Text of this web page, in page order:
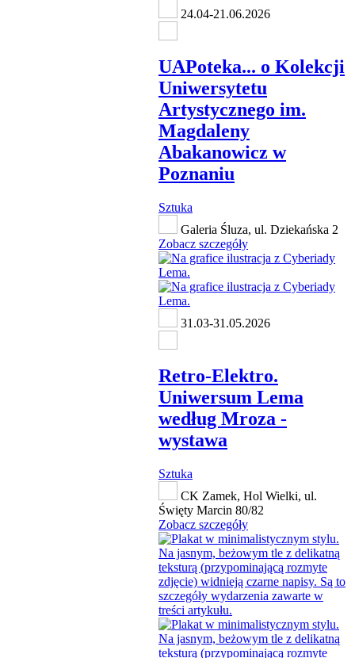
24.04-21.06.2026
UAPoteka... o Kolekcji
Uniwersytetu
Artystycznego im.
Magdaleny
Abakanowicz w
Poznaniu
Sztuka
Galeria Śluza, ul. Dziekańska 2
Zobacz szczegóły
31.03-31.05.2026
Retro-Elektro.
Uniwersum Lema
według Mroza -
wystawa
Sztuka
CK Zamek, Hol Wielki, ul.
Święty Marcin 80/82
Zobacz szczegóły